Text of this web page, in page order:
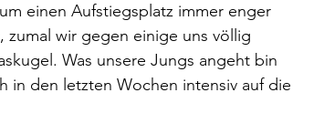
einen Aufstiegsplatz immer enger
zumal wir gegen einige uns völlig
Was unsere Jungs angeht bin
in den letzten Wochen intensiv auf die